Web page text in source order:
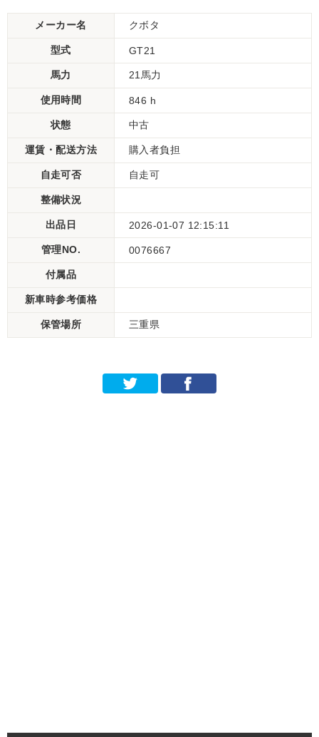
メーカー名 クボタ
型式 GT21
馬力 21馬力
使用時間 846 h
状態 中古
運賃・配送方法 購入者負担
自走可否 自走可
整備状況
出品日 2026-01-07 12:15:11
管理NO. 0076667
付属品
新車時参考価格
保管場所 三重県